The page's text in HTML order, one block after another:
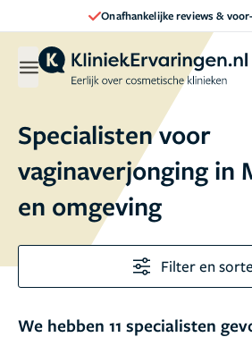
Onafhankelijke reviews & voor-
Specialisten voor
vaginaverjonging in
en omgeving
Filter en
We hebben 11 specialisten